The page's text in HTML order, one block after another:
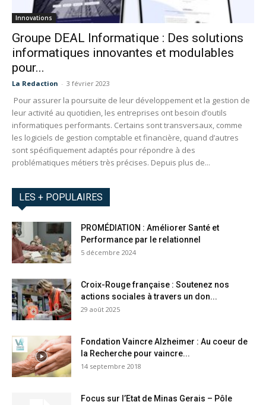
Innovations
Groupe DEAL Informatique : Des solutions
informatiques innovantes et modulables
pour...
La Redaction - 3 février 2023
Pour assurer la poursuite de leur développement et la gestion de
leur activité au quotidien, les entreprises ont besoin d’outils
informatiques performants. Certains sont transversaux, comme
les logiciels de gestion comptable et financière, quand d’autres
sont spécifiquement adaptés pour répondre à des
problématiques métiers très précises. Depuis plus de...
LES + POPULAIRES
PROMÉDIATION : Améliorer Santé et
Performance par le relationnel
5 décembre 2024
Croix-Rouge française : Soutenez nos
actions sociales à travers un don...
29 août 2025
Fondation Vaincre Alzheimer : Au coeur de
la Recherche pour vaincre...
14 septembre 2018
Focus sur l’Etat de Minas Gerais – Pôle